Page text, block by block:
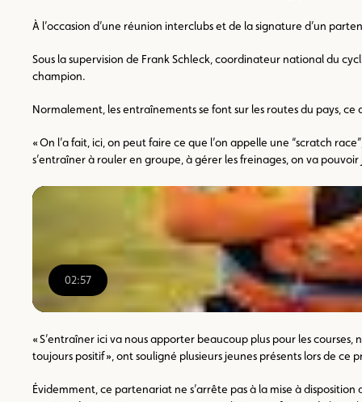
À l’occasion d’une réunion interclubs et de la signature d’un
Sous la supervision de Frank Schleck, coordinateur national du
champion.
Normalement, les entraînements se font sur les routes du pays,
« On l’a fait, ici, on peut faire ce que l’on appelle une “scratch
s’entraîner à rouler en groupe, à gérer les freinages, on va
02:57
00:00/
« S’entraîner ici va nous apporter beaucoup plus pour les
toujours positif », ont souligné plusieurs jeunes présents lors de ce
Évidemment, ce partenariat ne s’arrête pas à la mise à